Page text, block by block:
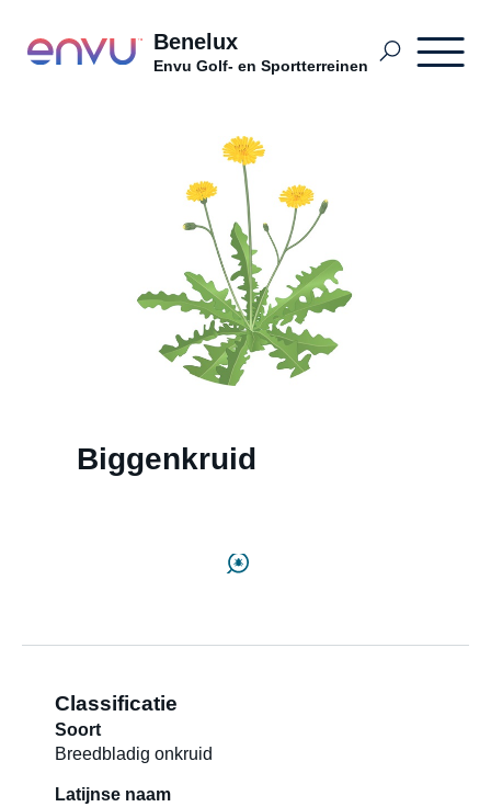
Benelux
Envu Golf- en Sportterreinen
Nieuwsbrief
Sitemap
Golf- en Sportterreinen BDutch
Terrains sportifs et terrains de golf
Golf, Sport en Openbaar Groen NL
Distributeurs
Biggenkruid
Classificatie
Soort
Breedbladig onkruid
Latijnse naam